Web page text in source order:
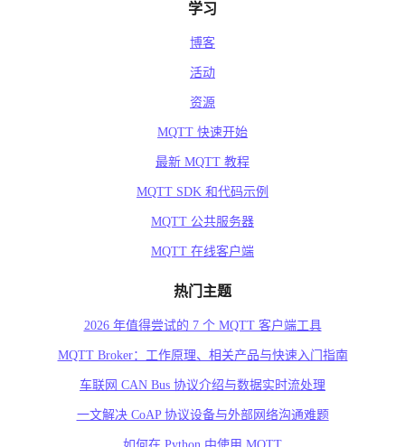
学习
博客
活动
资源
MQTT 快速开始
最新 MQTT 教程
MQTT SDK 和代码示例
MQTT 公共服务器
MQTT 在线客户端
热门主题
2026 年值得尝试的 7 个 MQTT 客户端工具
MQTT Broker：工作原理、相关产品与快速入门指南
车联网 CAN Bus 协议介绍与数据实时流处理
一文解决 CoAP 协议设备与外部网络沟通难题